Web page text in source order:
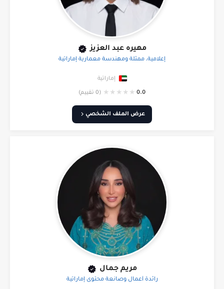
مهيره عبد العزيز
إعلامية، ممثلة ومهندسة معمارية إماراتية
إماراتية
0.0
★
★
★
★
★ (0 تقييم)
عرض الملف الشخصي
مريم جمال
رائدة أعمال وصانعة محتوى إماراتية